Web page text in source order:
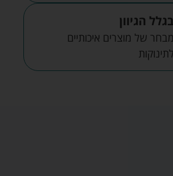
בגלל הגיוון
מבחר של מוצרים איכותיים
לתינוקות